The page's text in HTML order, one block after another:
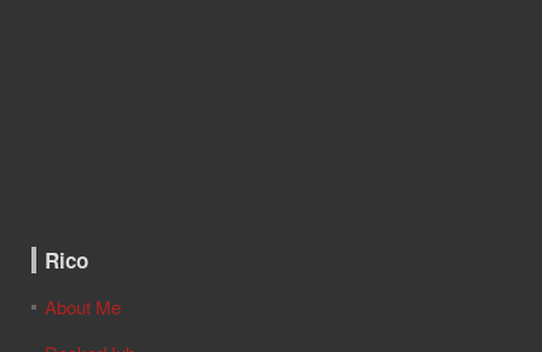
Rico
About Me